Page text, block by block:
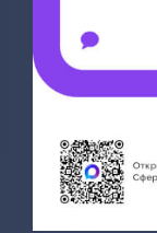
конкурса
программ
Продлены